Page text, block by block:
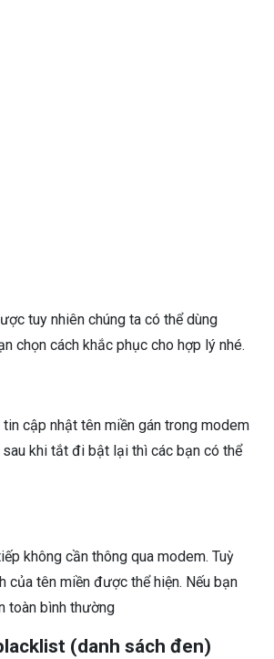
tuy nhiên chúng ta có thể dùng
chọn cách khắc phục cho hợp lý nhé.
cập nhật tên miền gán trong modem
khi tắt đi bật lại thì các bạn có thể
không cần thông qua modem. Tuỳ
tên miền được thể hiện. Nếu bạn
toàn bình thường
(danh sách đen)